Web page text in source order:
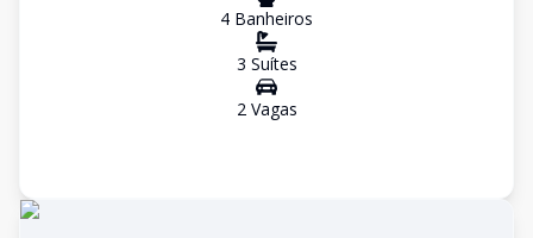
4 Banheiros
3 Suítes
2Vagas